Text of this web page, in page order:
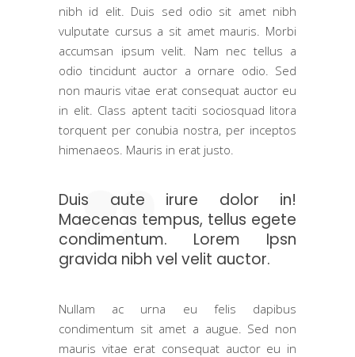
nibh id elit. Duis sed odio sit amet nibh
vulputate cursus a sit amet mauris. Morbi
accumsan ipsum velit. Nam nec tellus a
odio tincidunt auctor a ornare odio. Sed
non mauris vitae erat consequat auctor eu
in elit. Class aptent taciti sociosquad litora
torquent per conubia nostra, per inceptos
himenaeos. Mauris in erat justo.
Duis aute irure dolor in!
Maecenas tempus, tellus egete
condimentum. Lorem Ipsn
gravida nibh vel velit auctor.
Nullam ac urna eu felis dapibus
condimentum sit amet a augue. Sed non
mauris vitae erat consequat auctor eu in